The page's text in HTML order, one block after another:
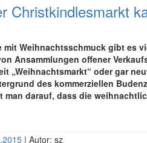
Christkindlesmarkt
mit Weihnachtsschmuck gibt es
Ansammlungen offener
„Weihnachtsmarkt“ oder gar
des kommerziellen
man darauf, dass die
| Autor: sz